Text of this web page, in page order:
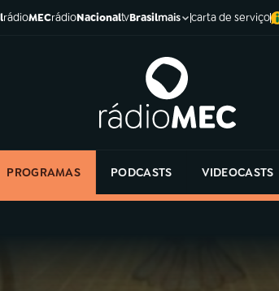
rádioMECrádioNacionaltvBrasilmais carta de serviço
PROGRAMAS PODCASTS VIDEOCASTS